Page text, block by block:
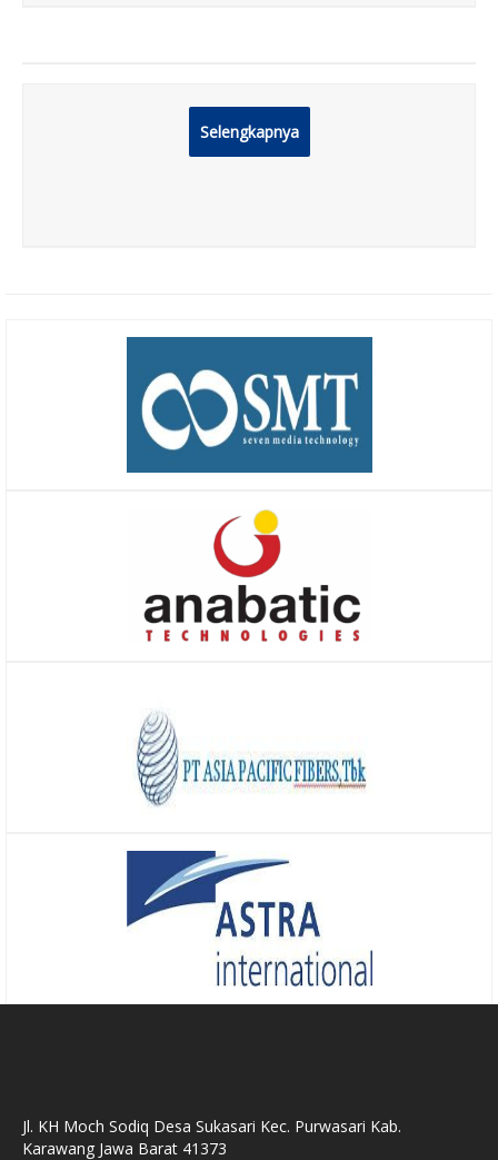
Selengkapnya
Jl. KH Moch Sodiq Desa Sukasari Kec. Purwasari Kab.
Karawang Jawa Barat 41373